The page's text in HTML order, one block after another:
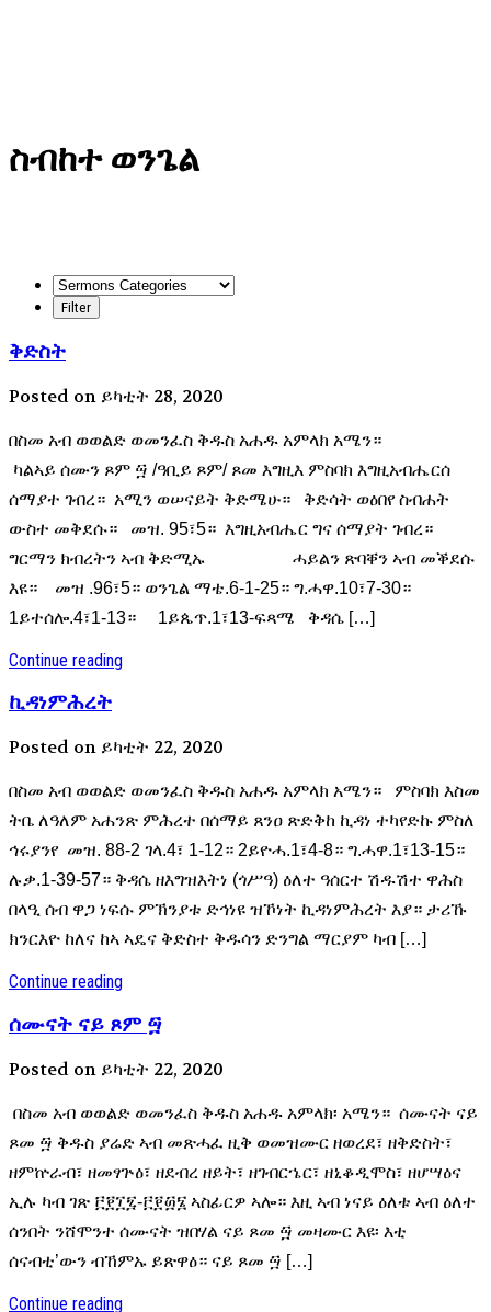
ስብከተ ወንጌል
ቅድስት
Posted on ይካቲት 28, 2020
በስመ አብ ወወልድ ወመንፈስ ቅዱስ አሐዱ አምላክ አሜን።
ካልኣይ ሰሙን ጾም ፵ /ዓቢይ ጾም/ ጾመ እግዚእ ምስባክ እግዚአብሔርሰ
ሰማያተ ገብረ። አሚን ወሠናይት ቅድሜሁ። ቅድሳት ወዕበየ ስብሐት
ውስተ መቅደሱ። መዝ. 95፣5። እግዚአብሔር ግና ሰማያት ገብረ።
ግርማን ክብረትን ኣብ ቅድሚኡ ሓይልን ጽባቐን ኣብ መቕደሱ
እዩ። መዝ .96፣5። ወንጌል ማቴ.6-1-25። ግ.ሓዋ.10፣7-30።
1ይተሰሎ.4፣1-13። 1ይጴጥ.1፣13-ፍጻሜ ቅዳሴ […]
Continue reading
ኪዳነምሕረት
Posted on ይካቲት 22, 2020
በስመ አብ ወወልድ ወመንፈስ ቅዱስ አሐዱ አምላክ አሜን። ምስባክ እስመ
ትቤ ለዓለም አሐንጽ ምሕረተ በሰማይ ጸንዐ ጽድቅከ ኪዳነ ተካየድኩ ምስለ
ኅሩያንየ መዝ. 88-2 ገላ.4፣ 1-12። 2ይዮሓ.1፣4-8። ግ.ሓዋ.1፣13-15።
ሉቃ.1-39-57። ቅዳሴ ዘእግዝእትነ (ጎሥዓ) ዕለተ ዓሰርተ ሽዱሽተ ዋሕስ
በላዒ ሰብ ዋጋ ነፍሱ ምኽንያቱ ድኅነዩ ዝኾነት ኪዳነምሕረት እያ። ታሪኹ
ክንርእዮ ከለና ከኣ ኣዴና ቅድስተ ቅዱሳን ድንግል ማርያም ካብ […]
Continue reading
ሰሙናት ናይ ጾም ፵
Posted on ይካቲት 22, 2020
በስመ አብ ወወልድ ወመንፈስ ቅዱስ አሐዱ አምላክ፡ አሜን። ሰሙናት ናይ
ጾመ ፵ ቅዱስ ያሬድ ኣብ መጽሓፈ ዚቅ ወመዝሙር ዘወረደ፣ ዘቅድስት፣
ዘምኵራብ፣ ዘመፃጕዕ፣ ዘደብረ ዘይት፣ ዘገብርኄር፣ ዘኒቆዲሞስ፣ ዘሆሣዕና
ኢሉ ካብ ገጽ ፫፻፲፯-፫፻፴፮ ኣስፊርዎ ኣሎ። እዚ ኣብ ነናይ ዕለቱ ኣብ ዕለተ
ሰንበት ንሸሞንተ ሰሙናት ዝበሃል ናይ ጾመ ፵ መዛሙር እዩ፡ እቲ
ሰናብቲ’ውን ብኸምኡ ይጽዋዕ። ናይ ጾመ ፵ […]
Continue reading